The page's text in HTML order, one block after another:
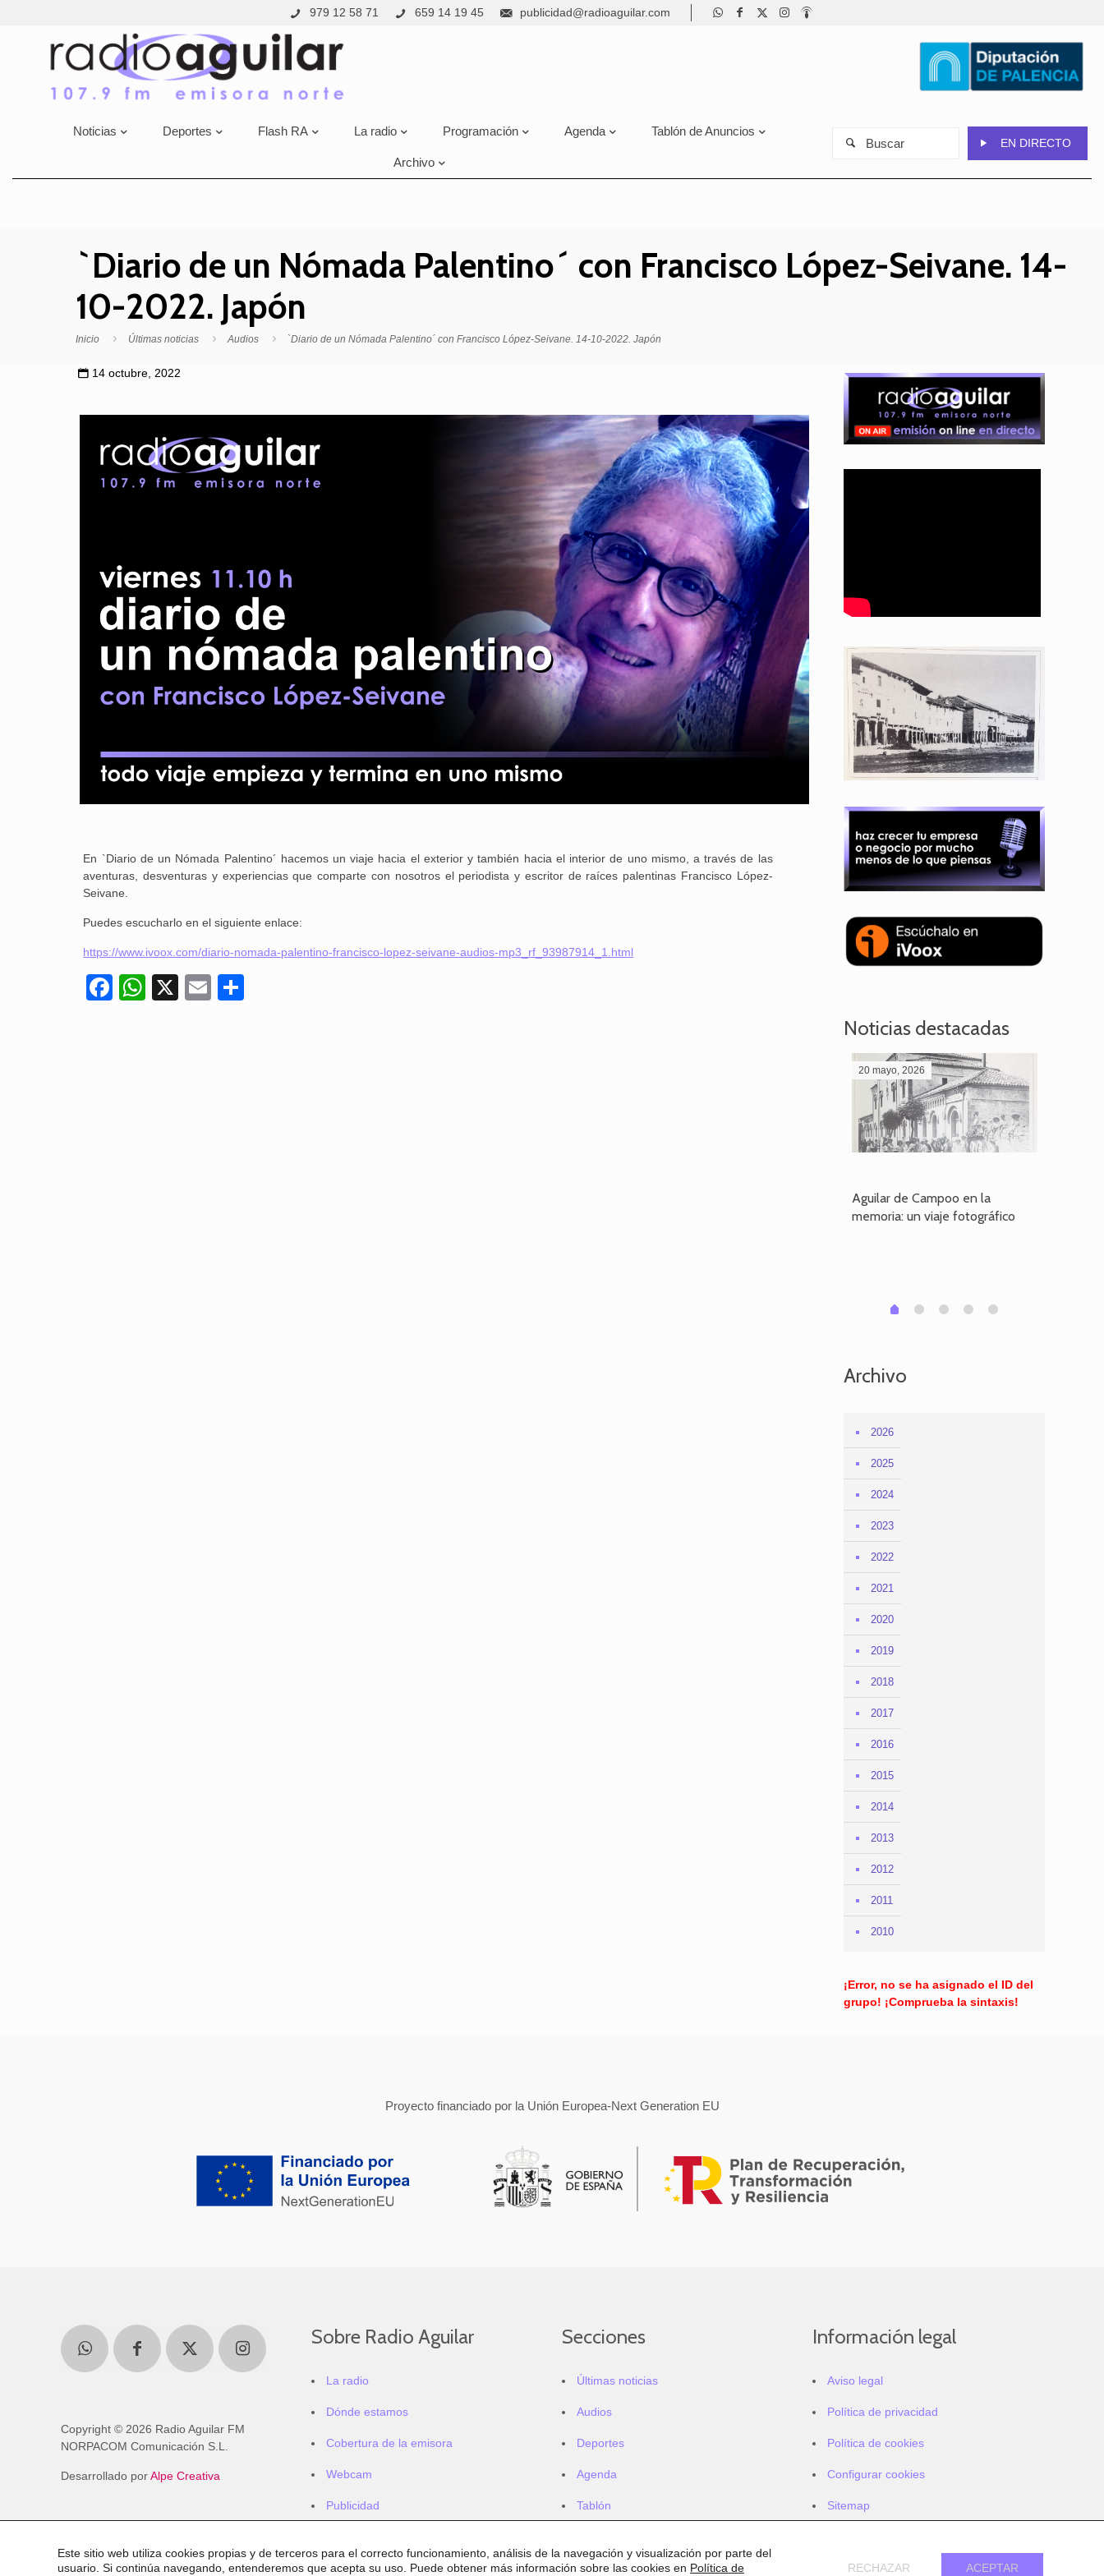
979 12 58 71 659 14 19 45 publicidad@radioaguilar.com
Noticias Deportes Flash RA La radio Programación Agenda Tablón de Anuncios
Archivo
EN DIRECTO
`Diario de un Nómada Palentino´ con Francisco López-Seivane. 14-
10-2022. Japón
Inicio Últimas noticias Audios `Diario de un Nómada Palentino´ con Francisco López-Seivane. 14-10-2022. Japón
14 octubre, 2022
En `Diario de un Nómada Palentino´ hacemos un viaje hacia el exterior y también hacia el interior de uno mismo, a través de las
aventuras, desventuras y experiencias que comparte con nosotros el periodista y escritor de raíces palentinas Francisco López-
Seivane.
Puedes escucharlo en el siguiente enlace:
https://www.ivoox.com/diario-nomada-palentino-francisco-lopez-seivane-audios-mp3_rf_93987914_1.html
Facebook
WhatsApp
X Email
Noticias destacadas
20 mayo, 2026
Aguilar de Campoo en la
memoria: un viaje fotográfico
0 1 2 3 4
Archivo
2026
2025
2024
2023
2022
2021
2020
2019
2018
2017
2016
2015
2014
2013
2012
2011
2010
¡Error, no se ha asignado el ID del
grupo! ¡Comprueba la sintaxis!
Proyecto financiado por la Unión Europea-Next Generation EU
Copyright © 2026 Radio Aguilar FM
NORPACOM Comunicación S.L.
Desarrollado porAlpe Creativa
Sobre Radio Aguilar
La radio
Dónde estamos
Cobertura de la emisora
Webcam
Publicidad
Secciones
Últimas noticias
Audios
Deportes
Agenda
Tablón
Información legal
Aviso legal
Política de privacidad
Política de cookies
Configurar cookies
Sitemap
Este sitio web utiliza cookies propias y de terceros para el correcto funcionamiento, análisis de la navegación y visualización por parte del
usuario. Si continúa navegando, entenderemos que acepta su uso. Puede obtener más información sobre las cookies en Política de ACEPTAR
RECHAZAR